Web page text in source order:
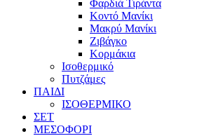
Φαρδιά Τιράντα
Κοντό Μανίκι
Μακρύ Μανίκι
Ζιβάγκο
Κορμάκια
Ισοθερμικό
Πυτζάμες
ΠΑΙΔΙ
ΙΣΟΘΕΡΜΙΚΟ
ΣΕΤ
ΜΕΣΟΦΟΡΙ